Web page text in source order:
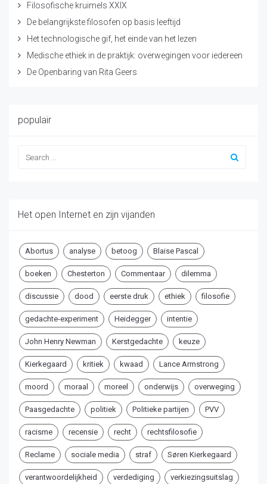
Filosofische kruimels XXIX
De belangrijkste filosofen op basis leeftijd
Het technologische gif, het einde van het lezen
Medische ethiek in de praktijk: overwegingen voor iedereen
De Openbaring van Rita Geers
populair
Het open Internet en zijn vijanden
Abortus analyse betoog Blaise Pascal
boeken Chesterton Commentaar dilemma
discussie dood eerste druk ethiek filosofie
gedachte-experiment Heidegger intentie
John Henry Newman Kerstgedachte keuze
Kierkegaard kritiek kwaad Lance Armstrong
moord moraal moreel onderwijs overweging
Paasgedachte politiek Politieke partijen PVV
racisme recensie recht rechtsfilosofie
Reclame sociale media straf Søren Kierkegaard
verantwoordelijkheid verdediging verkiezingsuitslag